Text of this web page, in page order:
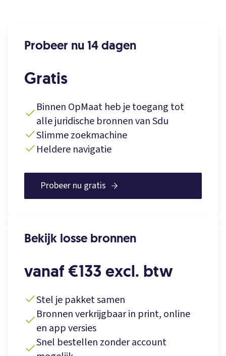
Probeer nu 14 dagen
Gratis
Binnen OpMaat heb je toegang tot
alle juridische bronnen van Sdu
Slimme zoekmachine
Heldere navigatie
Probeer nu gratis
Bekijk losse bronnen
vanaf €133 excl. btw
Stel je pakket samen
Bronnen verkrijgbaar in print, online
en app versies
Snel bestellen zonder account